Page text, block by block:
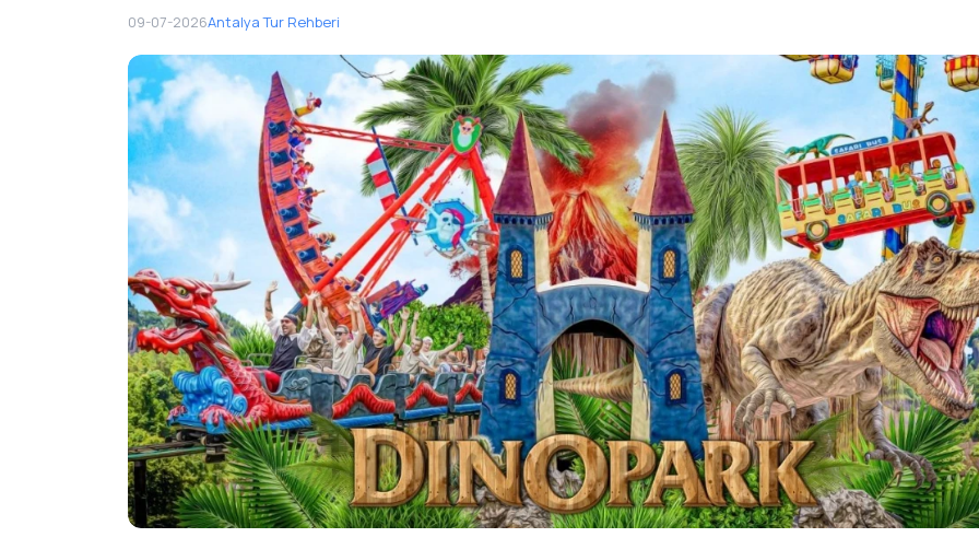
09-07-2026Antalya Tur Rehberi